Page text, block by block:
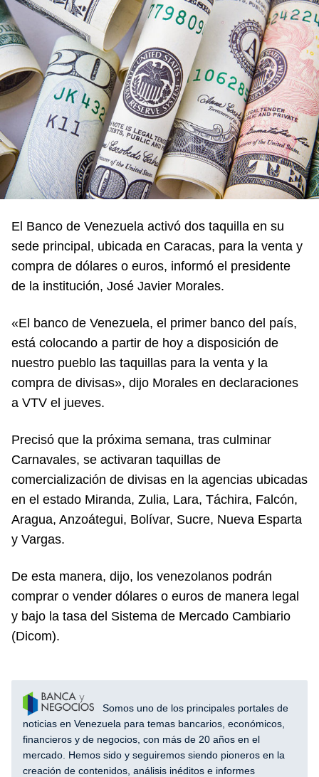
El Banco de Venezuela activó dos taquilla en su
sede principal, ubicada en Caracas, para la venta y
compra de dólares o euros, informó el presidente
de la institución, José Javier Morales.
«El banco de Venezuela, el primer banco del país,
está colocando a partir de hoy a disposición de
nuestro pueblo las taquillas para la venta y la
compra de divisas», dijo Morales en declaraciones
a VTV el jueves.
Precisó que la próxima semana, tras culminar
Carnavales, se activaran taquillas de
comercialización de divisas en la agencias ubicadas
en el estado Miranda, Zulia, Lara, Táchira, Falcón,
Aragua, Anzoátegui, Bolívar, Sucre, Nueva Esparta
y Vargas.
De esta manera, dijo, los venezolanos podrán
comprar o vender dólares o euros de manera legal
y bajo la tasa del Sistema de Mercado Cambiario
(Dicom).
Somos uno de los principales portales de
noticias en Venezuela para temas bancarios, económicos,
financieros y de negocios, con más de 20 años en el
mercado. Hemos sido y seguiremos siendo pioneros en la
creación de contenidos, análisis inéditos e informes